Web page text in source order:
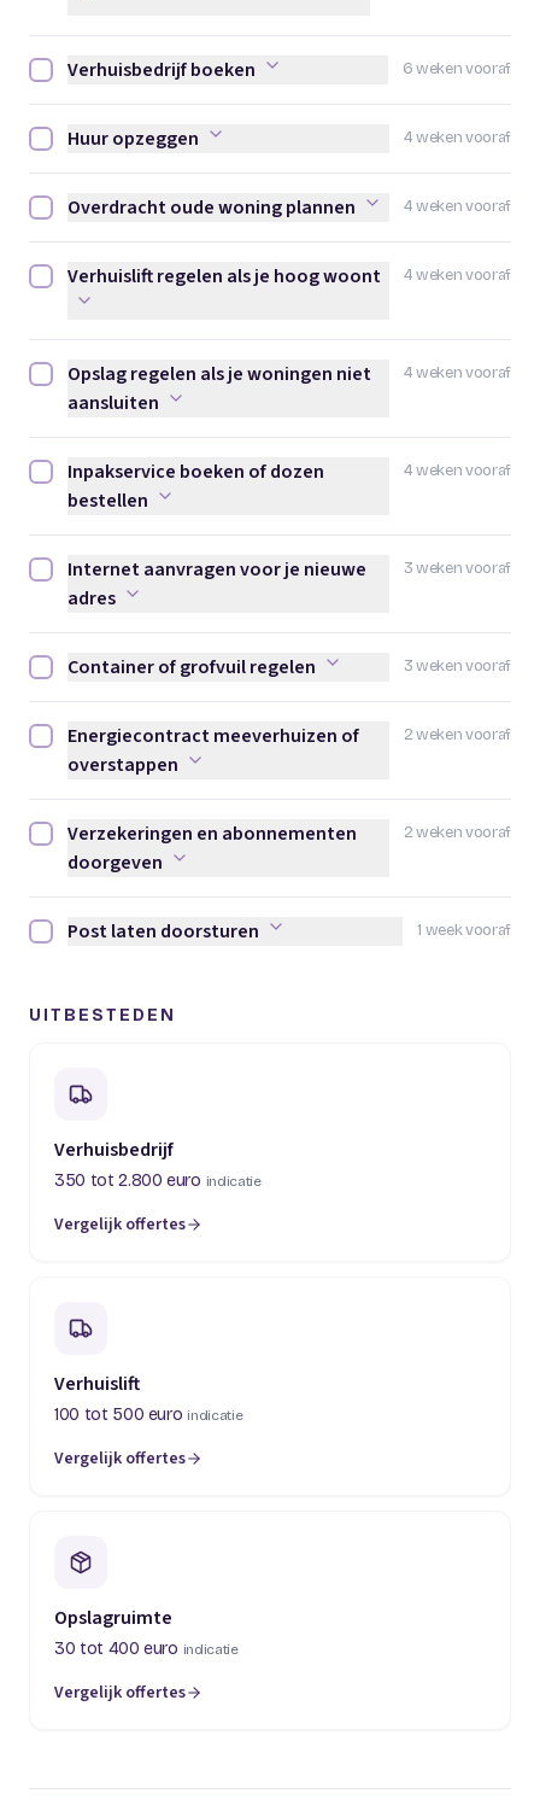
6 weken vooraf
Verhuisbedrijf boeken afvinken
Verhuisbedrijf boeken
4 weken vooraf
Huur opzeggen afvinken
Huur opzeggen
4 weken vooraf
Overdracht oude woning plannen afvinken
Overdracht oude woning plannen
4 weken vooraf
Verhuislift regelen als je hoog woont afvinken
Verhuislift regelen als je hoog woont
4 weken vooraf
Opslag regelen als je woningen niet aansluiten afvinken
Opslag regelen als je woningen niet
aansluiten
4 weken vooraf
Inpakservice boeken of dozen bestellen afvinken
Inpakservice boeken of dozen
bestellen
3 weken vooraf
Internet aanvragen voor je nieuwe adres afvinken
Internet aanvragen voor je nieuwe
adres
3 weken vooraf
Container of grofvuil regelen afvinken
Container of grofvuil regelen
2 weken vooraf
Energiecontract meeverhuizen of overstappen afvinken
Energiecontract meeverhuizen of
overstappen
2 weken vooraf
Verzekeringen en abonnementen doorgeven afvinken
Verzekeringen en abonnementen
doorgeven
1 week vooraf
Post laten doorsturen afvinken
Post laten doorsturen
UITBESTEDEN
Verhuisbedrijf
350 tot 2.800 euro indicatie
Vergelijk offertes
(opent in een nieuw tabblad)
Verhuislift
100 tot 500 euro indicatie
Vergelijk offertes
(opent in een nieuw tabblad)
Opslagruimte
30 tot 400 euro indicatie
Vergelijk offertes
(opent in een nieuw tabblad)